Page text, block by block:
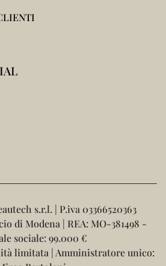
s.r.l. | P.iva 03366520363
di Modena | REA: MO-381498 -
sociale: 99.000 €
limitata | Amministratore unico: